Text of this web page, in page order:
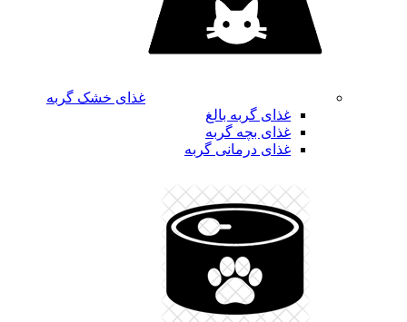
غذای خشک گربه
غذای گربه بالغ
غذای بچه گربه
غذای درمانی گربه